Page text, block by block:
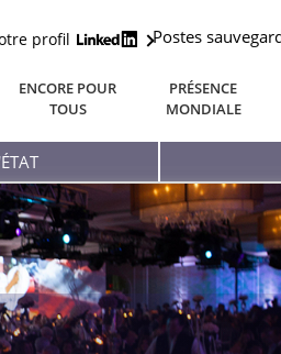
profil Postes
ENCORE POUR
TOUS
PRÉSENCE
MONDIALE